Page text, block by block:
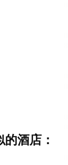
酒店：